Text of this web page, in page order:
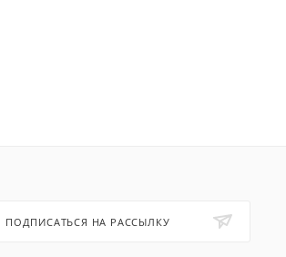
ПОДПИСАТЬСЯ НА РАССЫЛКУ